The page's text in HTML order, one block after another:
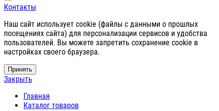
Контакты
Наш сайт использует cookie (файлы с данными о прошлых
посещениях сайта) для персонализации сервисов и удобства
пользователей. Вы можете запретить сохранение cookie в
настройках своего браузера.
Принять
Закрыть
Главная
Каталог товаров